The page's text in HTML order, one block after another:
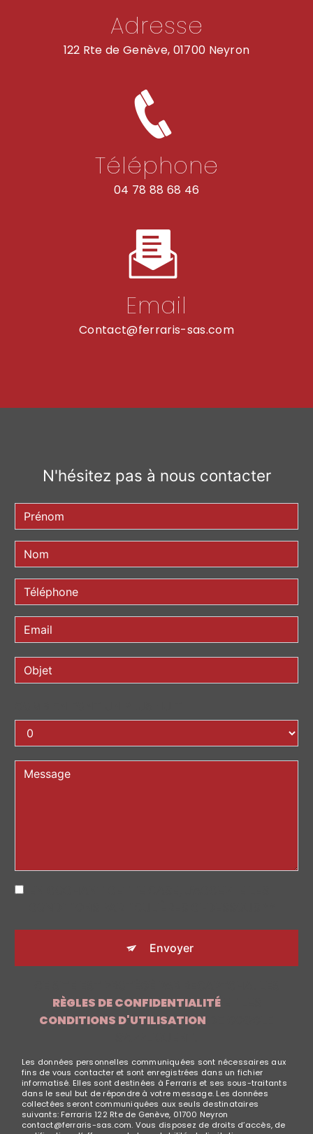
Adresse
122 Rte de Genève, 01700 Neyron
Téléphone
04 78 88 68 46
Email
contact@ferraris-sas.com
N'hésitez pas à nous contacter
Envoyer
RÈGLES DE CONFIDENTIALITÉET LES
CONDITIONS D'UTILISATION
Les données personnelles communiquées sont nécessaires aux
fins de vous contacter et sont enregistrées dans un fichier
informatisé. Elles sont destinées à Ferraris et ses sous-traitants
dans le seul but de répondre à votre message. Les données
collectées seront communiquées aux seuls destinataires
suivants: Ferraris 122 Rte de Genève, 01700 Neyron
contact@ferraris-sas.com. Vous disposez de droits d’accès, de